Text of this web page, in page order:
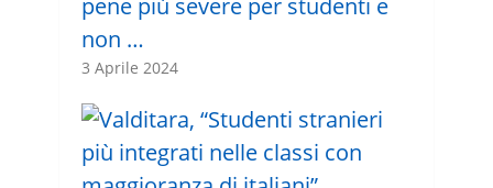
non …
3 Aprile 2024